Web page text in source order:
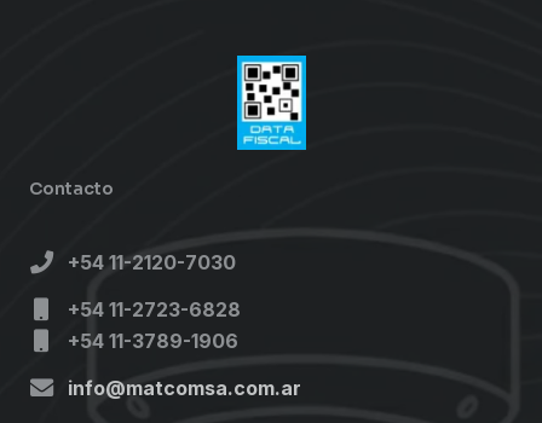
Contacto
+54 11-2120-7030
+54 11-2723-6828
+54 11-3789-1906
info@matcomsa.com.ar